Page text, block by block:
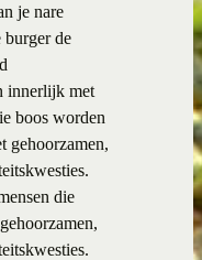
je nare
burger de
innerlijk met
boos worden
gehoorzamen,
die